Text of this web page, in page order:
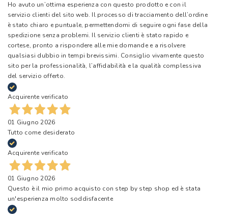
Ho avuto un’ottima esperienza con questo prodotto e con il
servizio clienti del sito web. Il processo di tracciamento dell’ordine
è stato chiaro e puntuale, permettendomi di seguire ogni fase della
spedizione senza problemi. Il servizio clienti è stato rapido e
cortese, pronto a rispondere alle mie domande e a risolvere
qualsiasi dubbio in tempi brevissimi. Consiglio vivamente questo
sito per la professionalità, l’affidabilità e la qualità complessiva
del servizio offerto.
Acquirente verificato
01 Giugno 2026
Tutto come desiderato
Acquirente verificato
01 Giugno 2026
Questo è il mio primo acquisto con step by step shop ed è stata
un'esperienza molto soddisfacente